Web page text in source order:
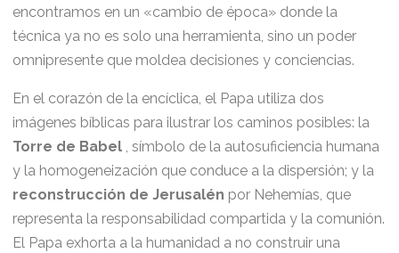
encontramos en un «cambio de época» donde la
técnica ya no es solo una herramienta, sino un poder
omnipresente que moldea decisiones y conciencias.
En el corazón de la encíclica, el Papa utiliza dos
imágenes bíblicas para ilustrar los caminos posibles: la
Torre de Babel , símbolo de la autosuficiencia humana
y la homogeneización que conduce a la dispersión; y la
reconstrucción de Jerusalén por Nehemías, que
representa la responsabilidad compartida y la comunión.
El Papa exhorta a la humanidad a no construir una